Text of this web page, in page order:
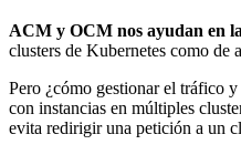
ACM y OCM nos ayudan en
clusters de Kubernetes como de
Pero ¿cómo gestionar el tráfico
con instancias en múltiples
evita redirigir una petición a un